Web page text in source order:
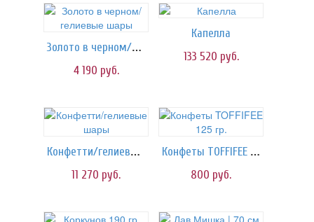
Золото в черном/гелиевые шары
4 190 руб.
Капелла
133 520 руб.
Конфетти/гелиевые шары
11 270 руб.
Конфеты TOFFIFEE 125 гр.
800 руб.